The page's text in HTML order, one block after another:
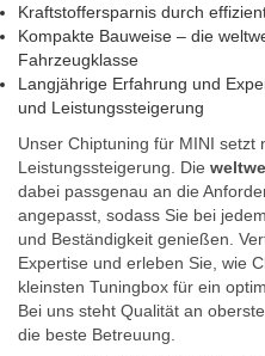
Kraftstoffersparnis durch
Kompakte Bauweise – die
Fahrzeugklasse
Langjährige Erfahrung und
und Leistungssteigerung
Unser Chiptuning für MINI setzt
Leistungssteigerung. Die
dabei passgenau an die
angepasst, sodass Sie bei
und Beständigkeit genießen.
Expertise und erleben Sie, wie
kleinsten Tuningbox für ein
Bei uns steht Qualität an
die beste Betreuung.